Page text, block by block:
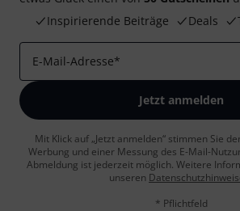
Inspirierende Beiträge
Deals
E-Mail-Adresse*
Jetzt anmelden
Mit Klick auf „Jetzt anmelden“ stimmen Sie
Werbung und einer Messung des E-Mail-
Abmeldung ist jederzeit möglich. Weitere
unseren
* Pflichtfeld